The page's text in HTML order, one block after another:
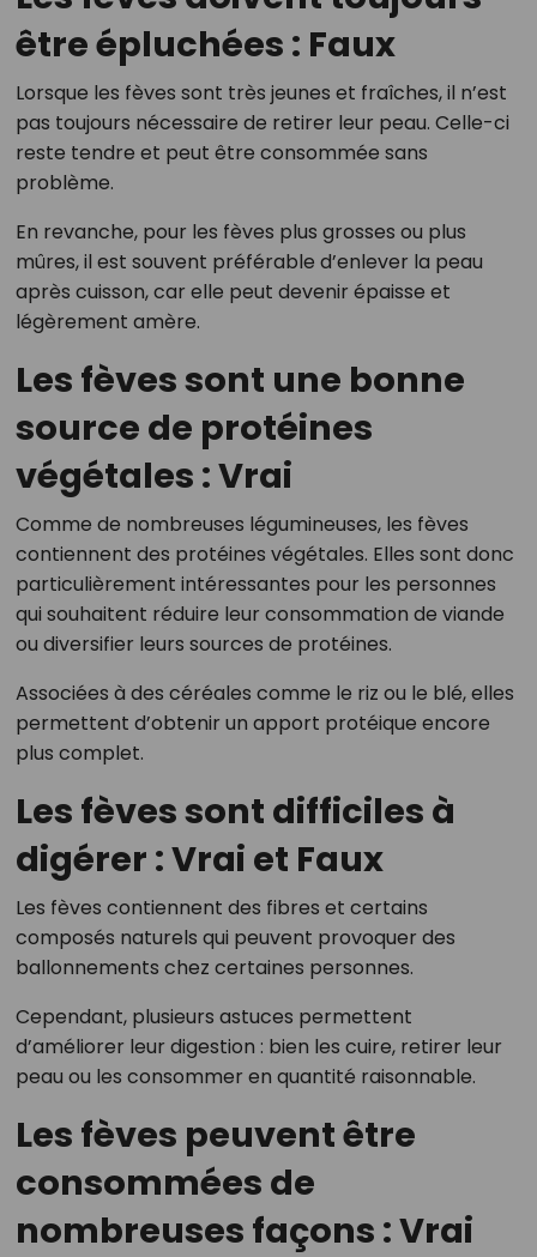
être épluchées : Faux
Lorsque les fèves sont très jeunes et fraîches, il n’est
pas toujours nécessaire de retirer leur peau. Celle-ci
reste tendre et peut être consommée sans
problème.
En revanche, pour les fèves plus grosses ou plus
mûres, il est souvent préférable d’enlever la peau
après cuisson, car elle peut devenir épaisse et
légèrement amère.
Les fèves sont une bonne
source de protéines
végétales : Vrai
Comme de nombreuses légumineuses, les fèves
contiennent des protéines végétales. Elles sont donc
particulièrement intéressantes pour les personnes
qui souhaitent réduire leur consommation de viande
ou diversifier leurs sources de protéines.
Associées à des céréales comme le riz ou le blé, elles
permettent d’obtenir un apport protéique encore
plus complet.
Les fèves sont difficiles à
digérer : Vrai et Faux
Les fèves contiennent des fibres et certains
composés naturels qui peuvent provoquer des
ballonnements chez certaines personnes.
Cependant, plusieurs astuces permettent
d’améliorer leur digestion : bien les cuire, retirer leur
peau ou les consommer en quantité raisonnable.
Les fèves peuvent être
consommées de
nombreuses façons : Vrai